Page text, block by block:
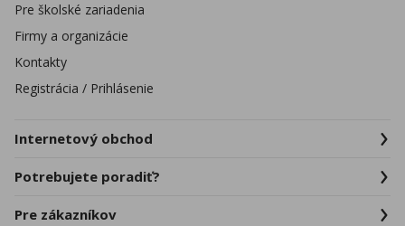
Pre školské zariadenia
Firmy a organizácie
Kontakty
Registrácia / Prihlásenie
Internetový obchod
Potrebujete poradiť?
Pre zákazníkov